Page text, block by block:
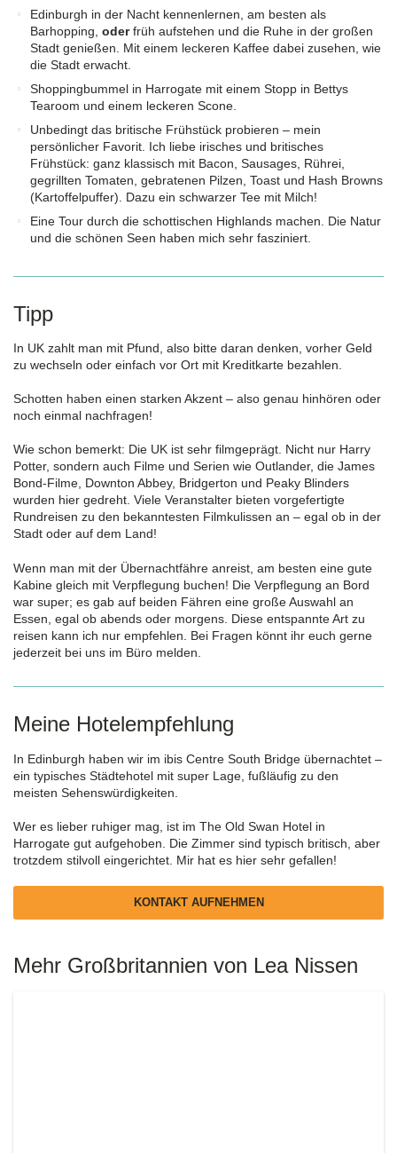
Edinburgh in der Nacht kennenlernen, am besten als
Barhopping,oderfrüh aufstehen und die Ruhe in der großen
Stadt genießen. Mit einem leckeren Kaffee dabei zusehen, wie
die Stadt erwacht.
Shoppingbummel in Harrogate mit einem Stopp in Bettys
Tearoom und einem leckeren Scone.
Unbedingt das britische Frühstück probieren – mein
persönlicher Favorit. Ich liebe irisches und britisches
Frühstück: ganz klassisch mit Bacon, Sausages, Rührei,
gegrillten Tomaten, gebratenen Pilzen, Toast und Hash Browns
(Kartoffelpuffer). Dazu ein schwarzer Tee mit Milch!
Eine Tour durch die schottischen Highlands machen. Die Natur
und die schönen Seen haben mich sehr fasziniert.
Tipp
In UK zahlt man mit Pfund, also bitte daran denken, vorher Geld
zu wechseln oder einfach vor Ort mit Kreditkarte bezahlen.
Schotten haben einen starken Akzent – also genau hinhören oder
noch einmal nachfragen!
Wie schon bemerkt: Die UK ist sehr filmgeprägt. Nicht nur Harry
Potter, sondern auch Filme und Serien wie Outlander, die James
Bond-Filme, Downton Abbey, Bridgerton und Peaky Blinders
wurden hier gedreht. Viele Veranstalter bieten vorgefertigte
Rundreisen zu den bekanntesten Filmkulissen an – egal ob in der
Stadt oder auf dem Land!
Wenn man mit der Übernachtfähre anreist, am besten eine gute
Kabine gleich mit Verpflegung buchen! Die Verpflegung an Bord
war super; es gab auf beiden Fähren eine große Auswahl an
Essen, egal ob abends oder morgens. Diese entspannte Art zu
reisen kann ich nur empfehlen. Bei Fragen könnt ihr euch gerne
jederzeit bei uns im Büro melden.
Meine Hotelempfehlung
In Edinburgh haben wir im ibis Centre South Bridge übernachtet –
ein typisches Städtehotel mit super Lage, fußläufig zu den
meisten Sehenswürdigkeiten.
Wer es lieber ruhiger mag, ist im The Old Swan Hotel in
Harrogate gut aufgehoben. Die Zimmer sind typisch britisch, aber
trotzdem stilvoll eingerichtet. Mir hat es hier sehr gefallen!
KONTAKT AUFNEHMEN
Mehr Großbritannien von Lea Nissen